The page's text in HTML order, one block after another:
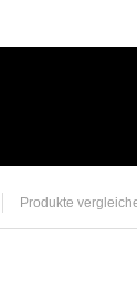
Produkte